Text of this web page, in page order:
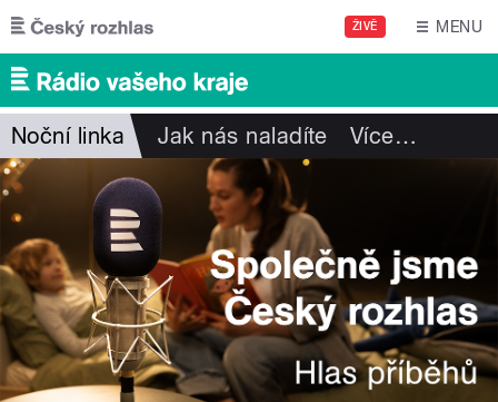
Přejít k hlavnímu obsahu
ŽIVĚ MENU
Noční linka Jak nás naladíte Více…